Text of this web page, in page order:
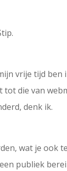
vrije tijd ben
die van
denk ik.
wat je ook
publiek